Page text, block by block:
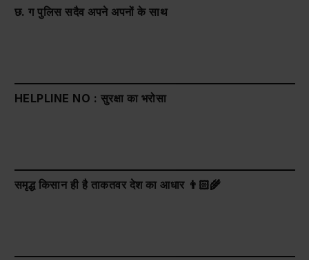
छ. ग पुलिस सदैव अपने अपनों के साथ
HELPLINE NO : सुरक्षा का भरोसा
समृद्ध किसान ही है ताकतवर देश का आधार 👨🏻‍🌾